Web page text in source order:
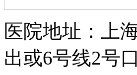
医院地址：上
出或6号线2号